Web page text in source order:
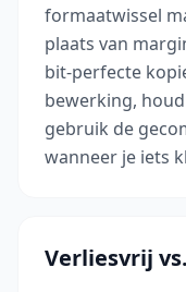
formaatwissel
plaats van
bit-perfecte
bewerking,
gebruik de
wanneer je iets
Verliesvrij